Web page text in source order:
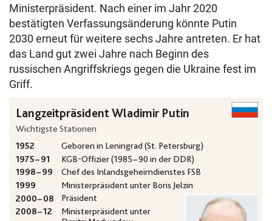
Ministerpräsident. Nach einer im Jahr 2020
bestätigten Verfassungsänderung könnte Putin
2030 erneut für weitere sechs Jahre antreten. Er hat
das Land gut zwei Jahre nach Beginn des
russischen Angriffskriegs gegen die Ukraine fest im
Griff.